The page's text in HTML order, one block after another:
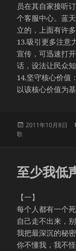
员在其自家接听
个客服中心。蓝
立的，上面有许
13.吸引更多注意
宣传，可迅速打
话，设法让民众
14.坚守核心价值
以该核心价值为基
发
2011年10月8日
歌
至少我低
【一】
每个人都有一个死
自己走不出来，
我把最深沉的秘密
你不懂我，我不怪